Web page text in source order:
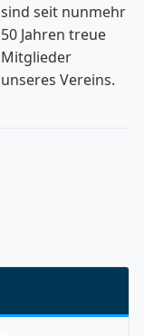
sind seit nunmehr
50 Jahren treue
Mitglieder
unseres Vereins.